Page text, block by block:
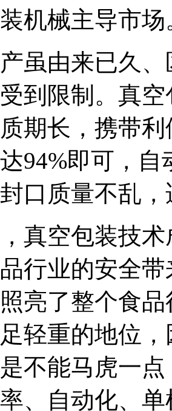
机械主导市场
虽由来已久
到限制。真
期长，携带
94%即可，
口质量不乱
真空包装技
行业的安全
亮了整个食
轻重的地位
不能马虎一
、自动化、